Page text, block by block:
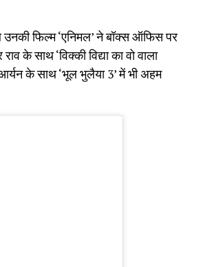
फिल्म ‘एनिमल’ ने बॉक्स ऑफिस पर
के साथ ‘विक्की विद्या का वो वाला
आर्यन के साथ ‘भूल भुलैया 3’ में भी अहम